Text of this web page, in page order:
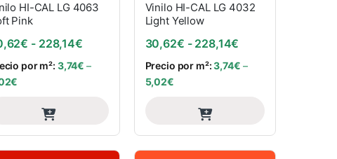
desde 30,62€ hasta 228,14€
HI-CAL LG 4063
Pink
€ - 228,14€Rango de precios: desde 30,62€ hasta 228,14€
por m²: 3,74€ –
€
Vinilo HI-CAL LG 4032
Light Yellow
30,62€ - 228,14€
Precio por m²:3,74€ –
5,02€